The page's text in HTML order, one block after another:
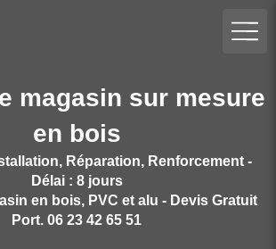
magasin sur mesure
en bois
Réparation, Renforcement -
Délai : 8 jours
en bois, PVC et alu - Devis Gratuit
Port. 06 23 42 65 51